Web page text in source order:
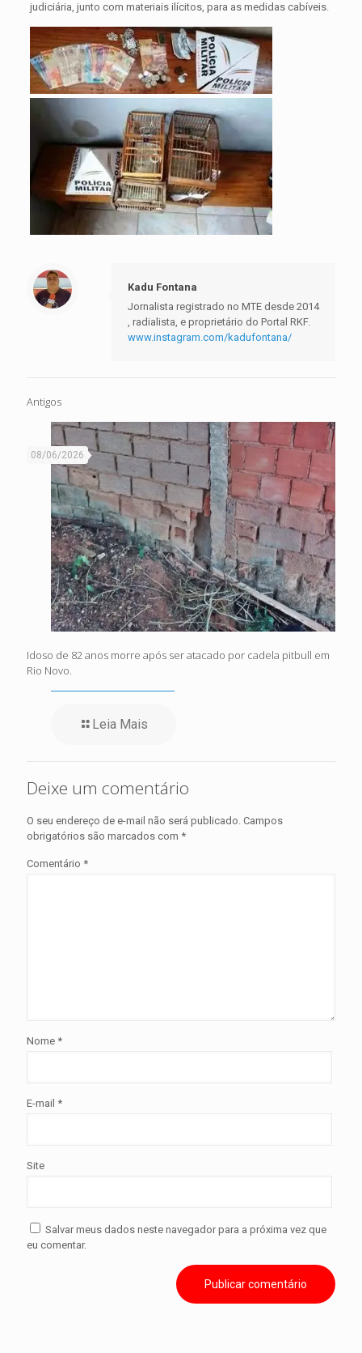
judiciária, junto com materiais ilícitos, para as medidas cabíveis.
Kadu Fontana
Jornalista registrado no MTE desde 2014
, radialista, e proprietário do Portal RKF.
www.instagram.com/kadufontana/
Antigos
08/06/2026
Idoso de 82 anos morre após ser atacado por cadela pitbull em
Rio Novo.
Leia Mais
Deixe um comentário
O seu endereço de e-mail não será publicado. Campos
obrigatórios são marcados com *
Comentário *
Nome *
E-mail *
Site
Salvar meus dados neste navegador para a próxima vez que
eu comentar.